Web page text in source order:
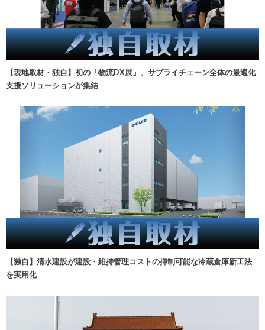
【現地取材・独自】初の「物流DX展」、サプライチェーン全体の最適化
支援ソリューションが集結
【独自】清水建設が建設・維持管理コストの抑制可能な冷蔵倉庫新工法
を実用化